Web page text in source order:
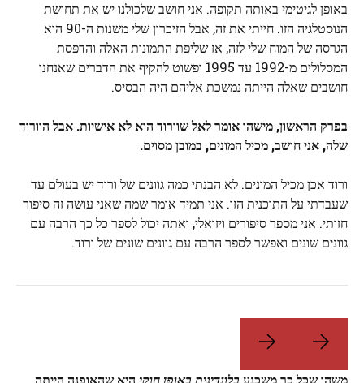
באופן לגיטימי באותה תקופה. אני חושב שלכולנו יש את תחושת
הנוסטלגיה הזו. חייתי את זה, אבל הזיכרון שלי משנות ה-90 הוא
הגרסה של המוח שלי לזה, אז שליפת התמונות האלה והדפסת
המסלולים מ-1992 עד 1995 ופשוט להקיף את הדברים שאנחנו
חושבים שאלה הייתה נמשכת אליהם היה הבסיס.
בפרק הראשון, מישהו אומר לאל שוורוד הוא לא אישיות. אבל הוורוד
שלה, אני חושב, מכיל המונים, במובן מסוים.
ורוד אכן מכיל המונים. לא הבנתי כמה גוונים של ורוד יש בעולם עד
שעבדתי על התוכנית הזו. אני תמיד אומר שמה שאני עושה זה סיפור
חזותי. אני מספר סיפורים ויזואלי, ואתה יכול לספר כל כך הרבה עם
גוונים שונים ואפשר לספר הרבה עם גוונים שונים של ורוד.
משהו שכל כך משכנע בלונדינית באופן חוקי היא שהאופנה הייתה